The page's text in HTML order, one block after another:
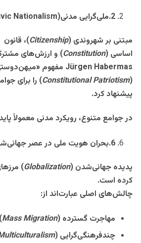
2
.ملی‌گرایی مدنی(Civic Nationalism)
مبتنی بر شهروندی (
Citizenship
)، قانون
اساسی (
Constitution
) و ارزش‌های
Jürgen Habermas مفهوم
(
Constitutional Patriotism
) را برای
پیشنهاد کرد.
در جوامع متنوع، رویکرد مدنی معمولاً
6
.بحران هویت ملی در عصر
پدیده جهانی‌شدن (
Globalization
)
کرده است.
چالش‌های اصلی عبارت‌اند از:
مهاجرت گسترده (
Mass Migration
)
چندفرهنگی‌گرایی (